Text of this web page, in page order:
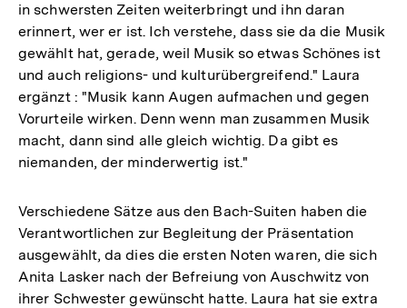
in schwersten Zeiten weiterbringt und ihn daran
erinnert, wer er ist. Ich verstehe, dass sie da die Musik
gewählt hat, gerade, weil Musik so etwas Schönes ist
und auch religions- und kulturübergreifend." Laura
ergänzt : "Musik kann Augen aufmachen und gegen
Vorurteile wirken. Denn wenn man zusammen Musik
macht, dann sind alle gleich wichtig. Da gibt es
niemanden, der minderwertig ist."
Verschiedene Sätze aus den Bach-Suiten haben die
Verantwortlichen zur Begleitung der Präsentation
ausgewählt, da dies die ersten Noten waren, die sich
Anita Lasker nach der Befreiung von Auschwitz von
ihrer Schwester gewünscht hatte. Laura hat sie extra